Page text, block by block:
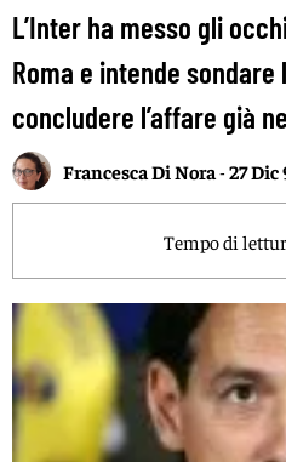
L’Inter ha messo gli
Roma e intende
concludere l’affare già
Francesca Di Nora -27 Dic
Tempo di